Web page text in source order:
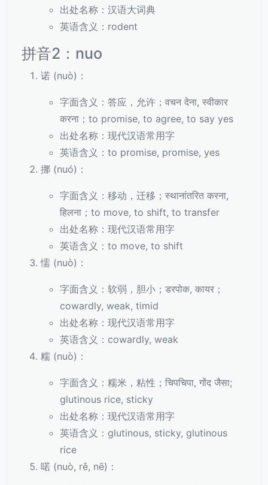
出处名称：汉语大词典
英语含义：rodent
拼音2：nuo
诺 (nuò)：
字面含义：答应，允许；वचन देना, स्वीकार
करना；to promise, to agree, to say yes
出处名称：现代汉语常用字
英语含义：to promise, promise, yes
挪 (nuó)：
字面含义：移动，迁移；स्थानांतरित करना,
हिलना；to move, to shift, to transfer
出处名称：现代汉语常用字
英语含义：to move, to shift
懦 (nuò)：
字面含义：软弱，胆小；डरपोक, कायर；
cowardly, weak, timid
出处名称：现代汉语常用字
英语含义：cowardly, weak
糯 (nuò)：
字面含义：糯米，粘性；चिपचिपा, गोंद जैसा;
glutinous rice, sticky
出处名称：现代汉语常用字
英语含义：glutinous, sticky, glutinous
rice
喏 (nuò, rě, nē)：